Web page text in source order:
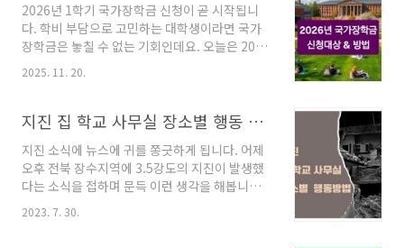
2026년 1학기 국가장학금 신청이 곧 시작됩니
다. 학비 부담으로 고민하는 대학생이라면 국가
장학금은 놓칠 수 없는 기회인데요. 오늘은 2026
년 1학기 국가장학금의 신청 대상과 방법에 대한
안내 참고하여 좋은 혜택 누리시길 바랍니다.1.
대학생들이 경제적인 어려움 없이 학업에 전념할
의 소득 및 성적 기준에 따라 차등 지원되며, 유형
에 따라 등록금 전액까지 지원받을 수 있습니
다.2. 2026년 1학기 국가장학금 신청 대상국가
장학금은 크게 '국가장학금 Ⅰ유형(학생 직접 지
2025. 11. 20.
지진 집 학교 사무실 장소별 행동 방법
지진 소식에 뉴스에 귀를 쫑긋하게 됩니다. 어제
오후 전북 장수지역에 3.5강도의 지진이 발생했
다는 소식을 접하며 문득 이런 생각을 해봅니다.
다른 자연재해와 다르게 사전 예보가 불가능한
재해로 이젠 집, 학교, 사무실 장소별 행동 방법은
2023. 7. 30.